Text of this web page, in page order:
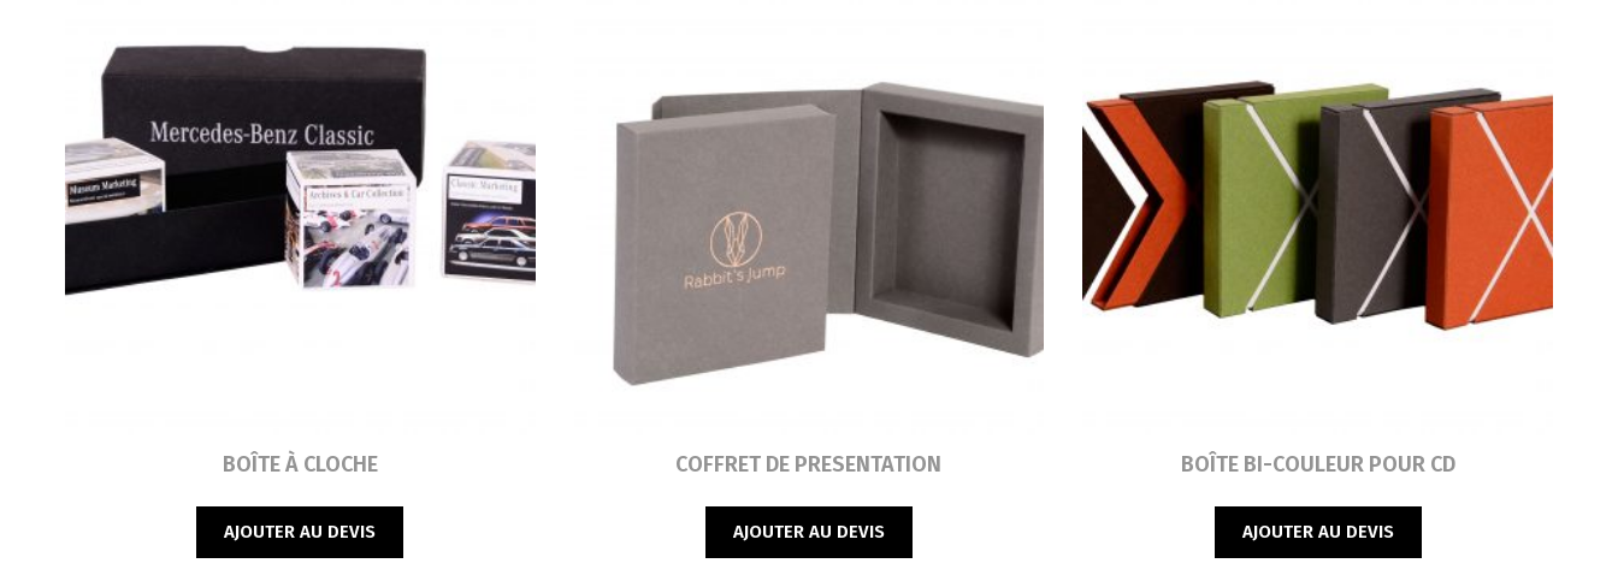
BOÎTE À CLOCHE
AJOUTER AU DEVIS
COFFRET DE PRESENTATION
AJOUTER AU DEVIS
Lire la suiteBOÎTE BI-COULEUR POUR CD
AJOUTER AU DEVIS